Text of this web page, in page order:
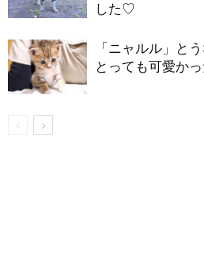
した♡
「ニャルル」と
とっても可愛か